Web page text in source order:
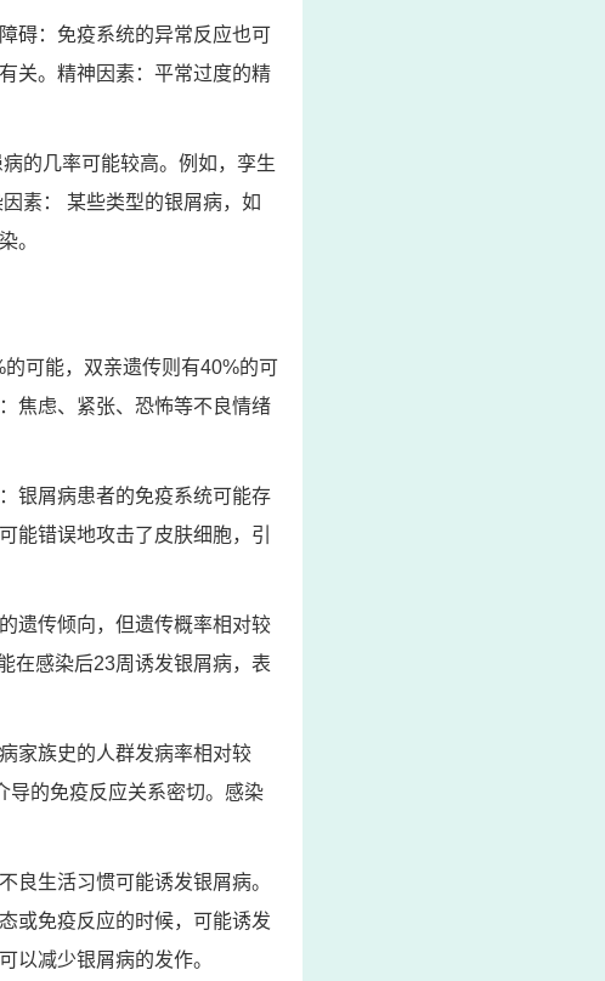
碍：免疫系统的异常反应也可
关。精神因素：平常过度的精
的几率可能较高。例如，孪生
素： 某些类型的银屑病，如
。
可能，双亲遗传则有40%的可
焦虑、紧张、恐怖等不良情绪
银屑病患者的免疫系统可能存
能错误地攻击了皮肤细胞，引
遗传倾向，但遗传概率相对较
在感染后23周诱发银屑病，表
家族史的人群发病率相对较
导的免疫反应关系密切。感染
良生活习惯可能诱发银屑病。
或免疫反应的时候，可能诱发
以减少银屑病的发作。